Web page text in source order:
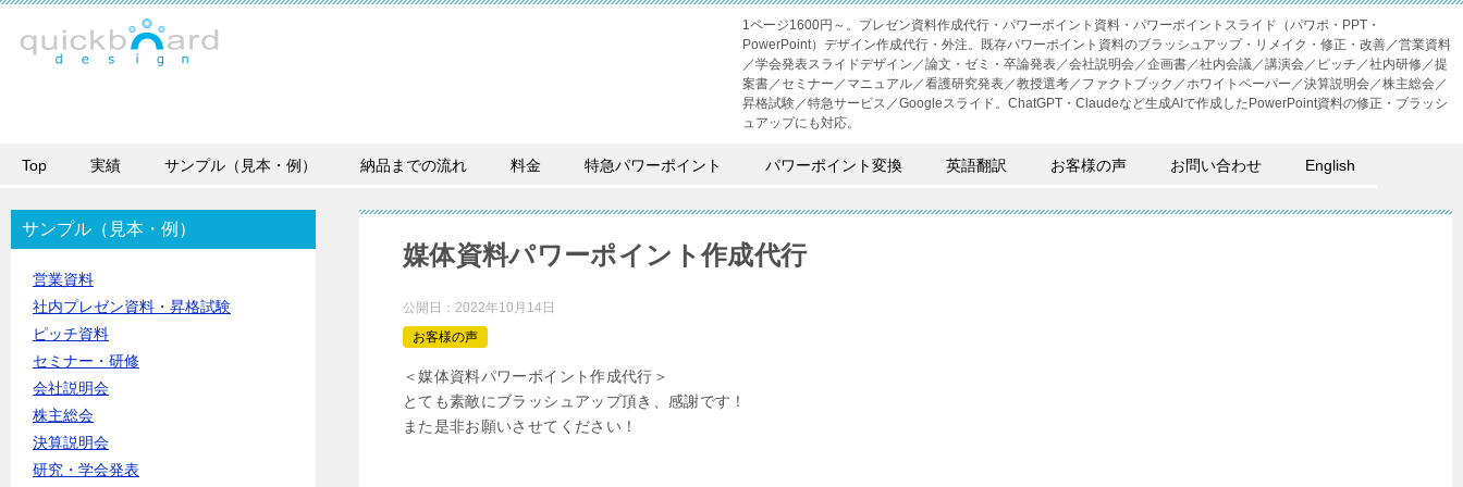
1ページ1600円～。プレゼン資料作成代行・パワーポイント資料・パワーポイントスライド（パワポ・PPT・
PowerPoint）デザイン作成代行・外注。既存パワーポイント資料のブラッシュアップ・リメイク・修正・改善／営業資料
／学会発表スライドデザイン／論文・ゼミ・卒論発表／会社説明会／企画書／社内会議／講演会／ピッチ／社内研修／提
案書／セミナー／マニュアル／看護研究発表／教授選考／ファクトブック／ホワイトペーパー／決算説明会／株主総会／
昇格試験／特急サービス／Googleスライド。ChatGPT・Claudeなど生成AIで作成したPowerPoint資料の修正・ブラッシ
ュアップにも対応。
Top 実績 サンプル（見本・例） 納品までの流れ 料金 特急パワーポイント パワーポイント変換 英語翻訳 お客様の声 お問い合わせ English
媒体資料パワーポイント作成代行
公開日： 2022年10月14日
お客様の声
＜媒体資料パワーポイント作成代行＞
とても素敵にブラッシュアップ頂き、感謝です！
また是非お願いさせてください！
サンプル（見本・例）
営業資料
社内プレゼン資料・昇格試験
ピッチ資料
セミナー・研修
会社説明会
株主総会
決算説明会
研究・学会発表